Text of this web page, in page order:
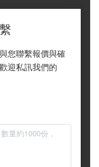
您聯繫報價與確
迎私訊我們的